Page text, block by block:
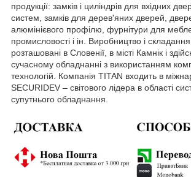
продукції: замків і циліндрів для вхідних
систем, замків для дерев'яних дверей,
алюмінієвого профілю, фурнітури для
промисловості і ін. Виробництво і
розташовані в Словенії, в місті Камнік і
сучасному обладнанні з використанням
технологій. Компанія TITAN входить в
SECURIDEV – світового лідера в області
супутнього обладнання.